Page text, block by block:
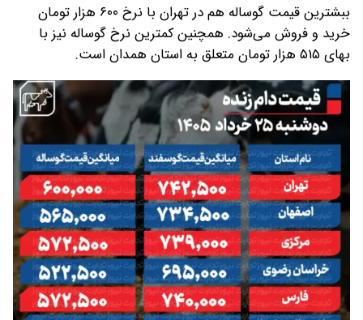
ببشترین قیمت گوساله هم در تهران با نرخ ۶۰۰ هزار تومان
خرید و فروش می‌شود. همچنین کمترین نرخ گوساله نیز با
بهای ۵۱۵ هزار تومان متعلق به استان همدان است.